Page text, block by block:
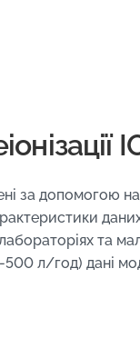
за допомогою
та
л/год) дані